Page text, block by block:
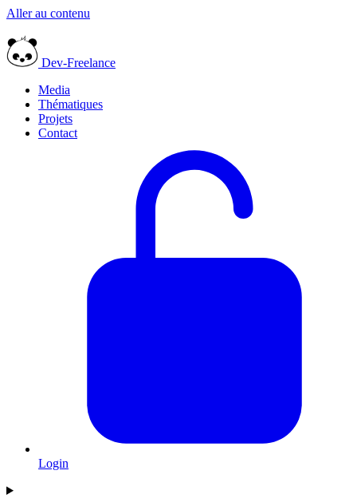
Aller au contenu
Dev-Freelance
Media
Thématiques
Projets
Contact
Login